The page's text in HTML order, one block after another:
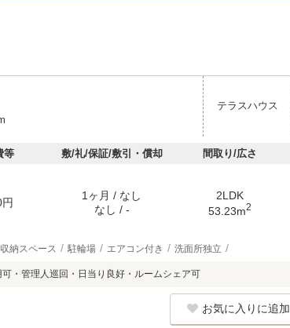
テラスハウス
等 敷/礼/保証/敷引・償却 間取り/広さ
1ヶ月 / なし
なし / -
2LDK
53.23m2
収納スペース 駐輪場 エアコン付き 洗面所独立
・管理人巡回・日当り良好・ルームシェア可
お気に入りに追加